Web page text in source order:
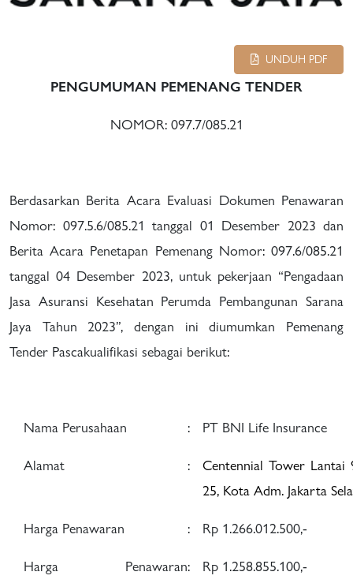
UNDUH PDF
PENGUMUMAN PEMENANG TENDER
NOMOR: 097.7/085.21
Berdasarkan Berita Acara Evaluasi Dokumen Penawaran
Nomor: 097.5.6/085.21 tanggal 01 Desember 2023 dan
Berita Acara Penetapan Pemenang Nomor: 097.6/085.21
tanggal 04 Desember 2023, untuk pekerjaan “Pengadaan
Jasa Asuransi Kesehatan Perumda Pembangunan Sarana
Jaya Tahun 2023”, dengan ini diumumkan Pemenang
Tender Pascakualifikasi sebagai berikut:
Nama Perusahaan : PT BNI Life Insurance
Alamat :
Centennial Tower Lantai
25, Kota Adm. Jakarta
Harga Penawaran : Rp 1.266.012.500,-
Harga Penawaran: Rp 1.258.855.100,-